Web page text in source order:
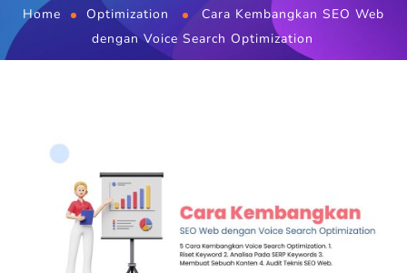
Home Optimization
Cara Kembangkan SEO Web
dengan Voice Search Optimization